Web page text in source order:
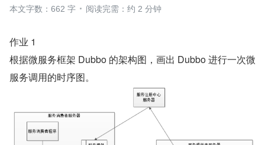
本文字数：662 字
阅读完需：约 2 分钟
作业 1
根据微服务框架 Dubbo 的架构图，画出 Dubbo 进行一次微
服务调用的时序图。